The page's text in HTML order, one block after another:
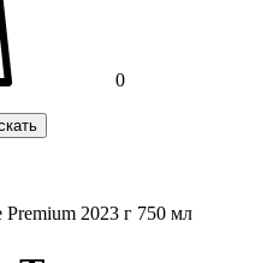
0
2023 г 750 мл